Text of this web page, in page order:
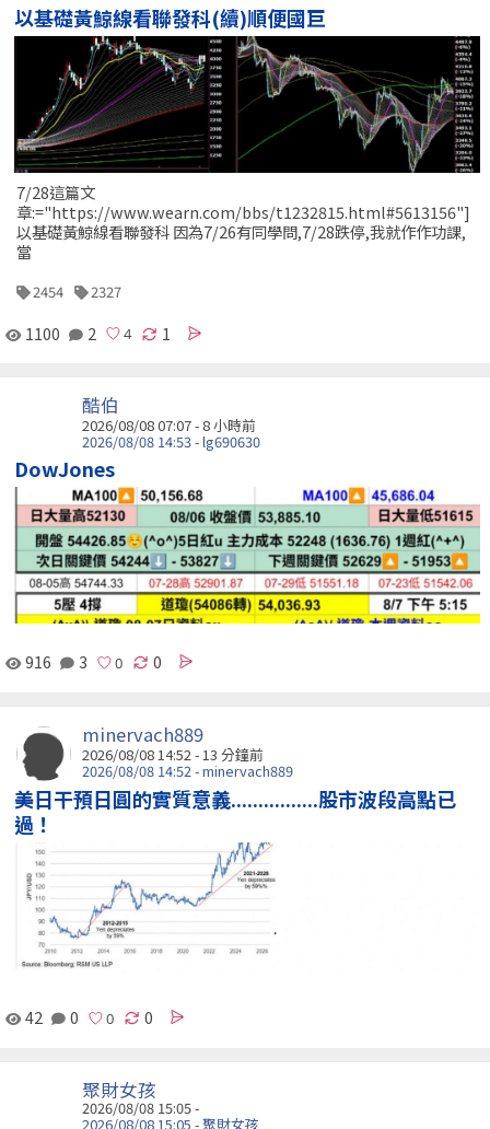
以基礎黃鯨線看聯發科(續)順便國巨
7/28這篇文
章:="https://www.wearn.com/bbs/t1232815.html#5613156"]
以基礎黃鯨線看聯發科 因為7/26有同學問,7/28跌停,我就作作功課,
當
2454 2327
1100 2 1
酷伯
2026/08/08 07:07 -8 小時前
2026/08/08 14:53 - lg690630
DowJones
916 3 0
minervach889
2026/08/08 14:52 -13 分鐘前
2026/08/08 14:52 - minervach889
美日干預日圓的實質意義................股市波段高點已
過！
42 0 0
聚財女孩
2026/08/08 15:05 -
2026/08/08 15:05 - 聚財女孩